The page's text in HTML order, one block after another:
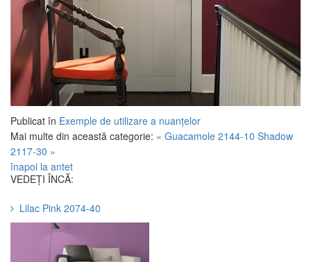
Publicat în Exemple de utilizare a nuanțelor
Mai multe din această categorie: « Guacamole 2144-10 Shadow
2117-30 »
înapoi la antet
VEDEȚI ÎNCĂ:
Lilac Pink 2074-40